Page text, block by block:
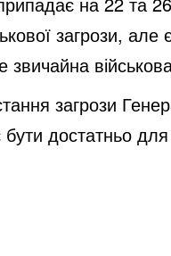
загрози,
загрози
достатньо для